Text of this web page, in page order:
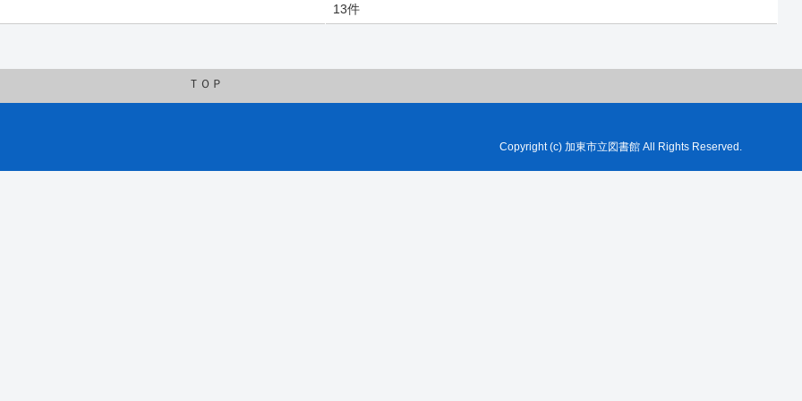
13件
ＴＯＰ
Copyright (c) 加東市立図書館 All Rights Reserved.